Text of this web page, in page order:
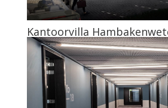
Kantoorvilla